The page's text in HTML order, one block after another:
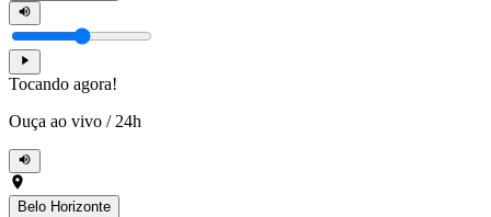
Tocando agora!
Ouça ao vivo / 24h
Belo Horizonte